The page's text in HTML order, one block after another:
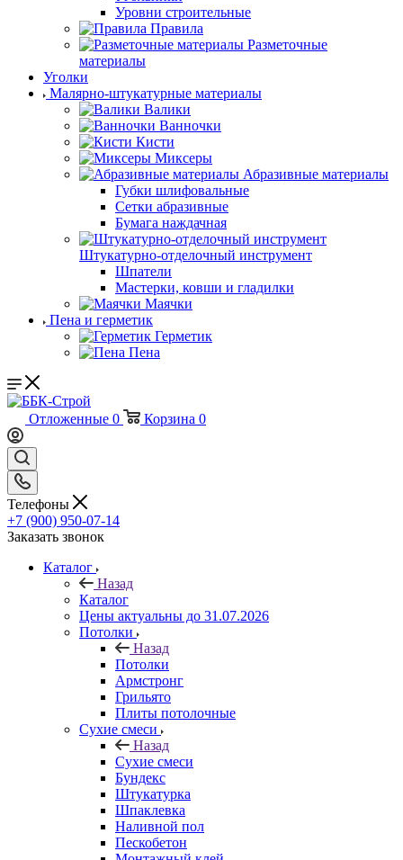
Уровни строительные
Правила
Разметочные
материалы
Уголки
Малярно-штукатурные материалы
Валики
Ванночки
Кисти
Миксеры
Абразивные материалы
Губки шлифовальные
Сетки абразивные
Бумага наждачная
Штукатурно-отделочный инструмент
Шпатели
Мастерки, ковши и гладилки
Маячки
Пена и герметик
Герметик
Пена
Отложенные 0 Корзина 0
Телефоны
+7 (900) 950-07-14
Заказать звонок
Каталог
Назад
Каталог
Цены актуальны до 31.07.2026
Потолки
Назад
Потолки
Армстронг
Грильято
Плиты потолочные
Сухие смеси
Назад
Сухие смеси
Бундекс
Штукатурка
Шпаклевка
Наливной пол
Пескобетон